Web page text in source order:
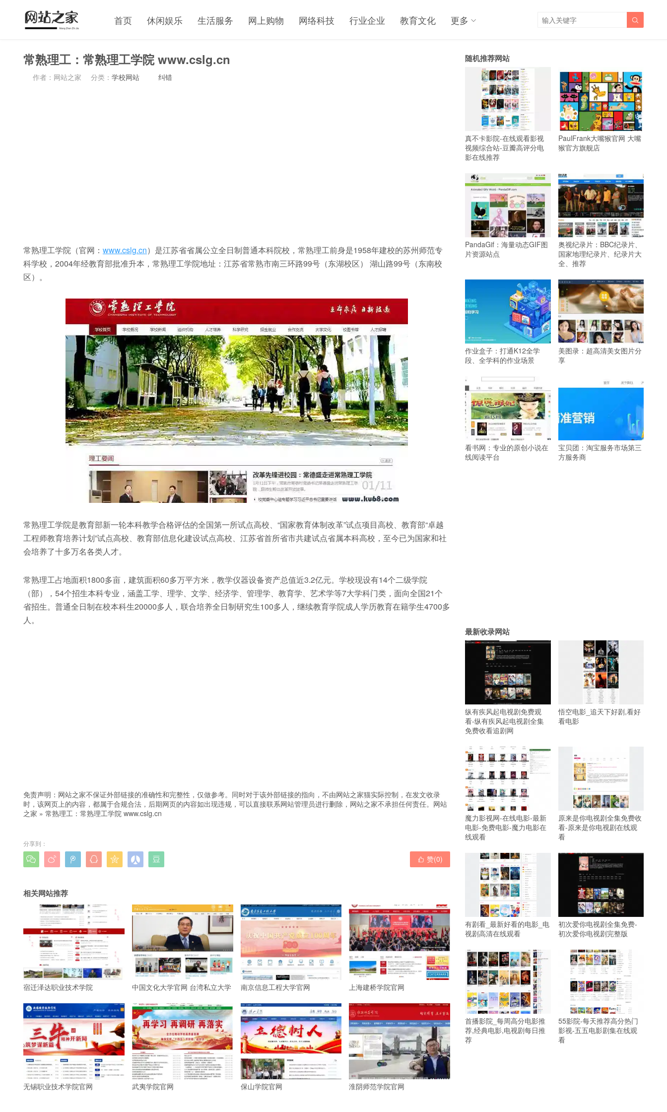
首页 休闲娱乐 生活服务 网上购物 网络科技 行业企业 教育文化 更多 
常熟理工：常熟理工学院 www.cslg.cn
作者：网站之家 分类： 学校网站 纠错
常熟理工学院（官网： www.cslg.cn）是江苏省省属公立全日制普通本科院校，常熟理工前身是1958年建校的苏州师范专
科学校，2004年经教育部批准升本，常熟理工学院地址：江苏省常熟市南三环路99号（东湖校区） 湖山路99号（东南校
区）。
常熟理工学院是教育部新一轮本科教学合格评估的全国第一所试点高校、“国家教育体制改革”试点项目高校、教育部“卓越
工程师教育培养计划”试点高校、教育部信息化建设试点高校、江苏省首所省市共建试点省属本科高校，至今已为国家和社
会培养了十多万名各类人才。
常熟理工占地面积1800多亩，建筑面积60多万平方米，教学仪器设备资产总值近3.2亿元。学校现设有14个二级学院
（部），54个招生本科专业，涵盖工学、理学、文学、经济学、管理学、教育学、艺术学等7大学科门类，面向全国21个
省招生。普通全日制在校本科生20000多人，联合培养全日制研究生100多人，继续教育学院成人学历教育在籍学生4700多
人。
免责声明：网站之家不保证外部链接的准确性和完整性，仅做参考。同时对于该外部链接的指向，不由网站之家猫实际控制，在发文收录
时，该网页上的内容，都属于合规合法，后期网页的内容如出现违规，可以直接联系网站管理员进行删除，网站之家不承担任何责任。 网站
之家 » 常熟理工：常熟理工学院 www.cslg.cn
分享到：
        赞(0)
相关网站推荐
宿迁泽达职业技术学院 中国文化大学官网 台湾私立大学 南京信息工程大学官网 上海建桥学院官网
无锡职业技术学院官网 武夷学院官网 保山学院官网 淮阴师范学院官网
随机推荐网站
真不卡影院-在线观看影视
视频综合站-豆瓣高评分电
影在线推荐
PaulFrank大嘴猴官网 大嘴
猴官方旗舰店
PandaGif：海量动态GIF图
片资源站点
奥视纪录片：BBC纪录片、
国家地理纪录片、纪录片大
全、推荐
作业盒子：打通K12全学
段、全学科的作业场景
美图录：超高清美女图片分
享
看书网：专业的原创小说在
线阅读平台
宝贝团：淘宝服务市场第三
方服务商
最新收录网站
纵有疾风起电视剧免费观
看-纵有疾风起电视剧全集
免费收看追剧网
悟空电影_追天下好剧,看好
看电影
魔力影视网-在线电影-最新
电影-免费电影-魔力电影在
线观看
原来是你电视剧全集免费收
看-原来是你电视剧在线观
看
有剧看_最新好看的电影_电
视剧高清在线观看
初次爱你电视剧全集免费-
初次爱你电视剧完整版
首播影院_每周高分电影推
荐,经典电影,电视剧每日推
荐
55影院-每天推荐高分热门
影视-五五电影剧集在线观
看